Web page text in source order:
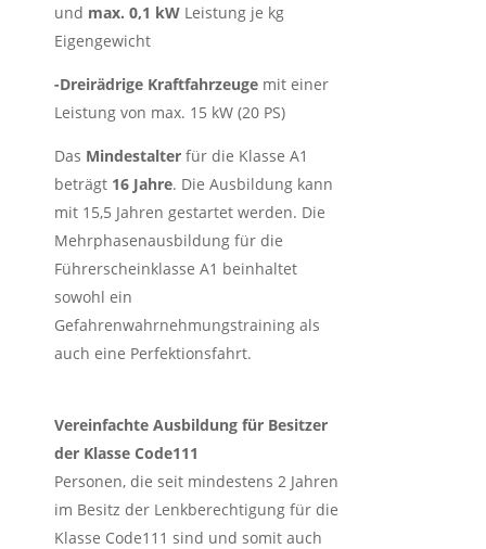
und max. 0,1 kWLeistung je kg
Eigengewicht
-Dreirädrige Kraftfahrzeuge mit einer
Leistung von max. 15 kW (20 PS)
Das Mindestalterfür die Klasse A1
beträgt 16 Jahre. Die Ausbildung kann
mit 15,5 Jahren gestartet werden. Die
Mehrphasenausbildung für die
Führerscheinklasse A1 beinhaltet
sowohl ein
Gefahrenwahrnehmungstraining als
auch eine Perfektionsfahrt.
Vereinfachte Ausbildung für Besitzer
der Klasse Code111
Personen, die seit mindestens 2 Jahren
im Besitz der Lenkberechtigung für die
Klasse Code111 sind und somit auch